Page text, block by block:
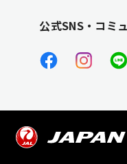
公式SNS・コミ